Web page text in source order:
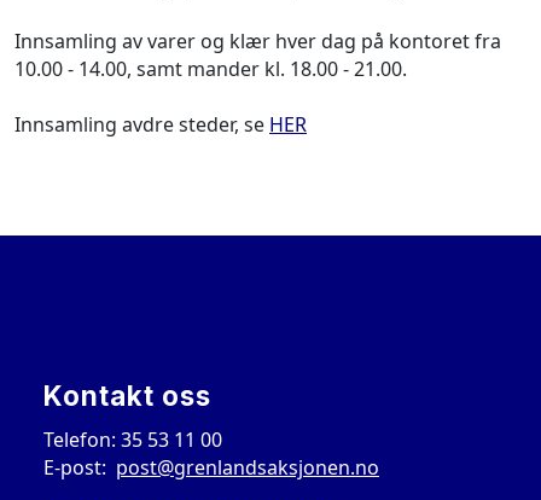
Innsamling av varer og klær hver dag på kontoret fra
10.00 - 14.00, samt mander kl. 18.00 - 21.00.
Innsamling avdre steder, se HER
Kontakt oss
Telefon: 35 53 11 00
E-post: post@grenlandsaksjonen.no